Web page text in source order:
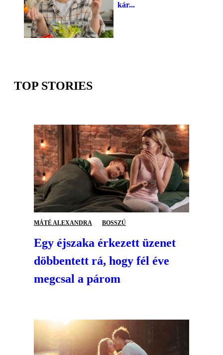
kár...
TOP STORIES
MÁTÉ ALEXANDRA BOSSZÚ
Egy éjszaka érkezett üzenet
döbbentett rá, hogy fél éve
megcsal a párom